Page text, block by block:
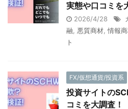
実態や口コミを
2026/4/28
融
悪質商材 情報
ト
FX/仮想通貨/投資系
投資サイトの
コミを大調査！